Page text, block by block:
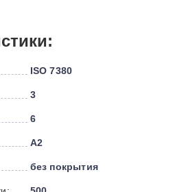
ISO 7380
3
6
А2
без покрытия